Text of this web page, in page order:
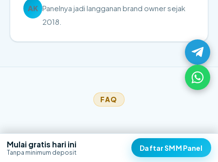
Mulai gratis hari ini
Tanpa minimum deposit Daftar SMM Panel
AK Panelnya jadi langganan brand owner sejak
2018.
FAQ